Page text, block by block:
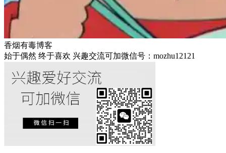
香烟有毒博客
始于偶然 终于喜欢 兴趣交流可加微信号：mozhu12121